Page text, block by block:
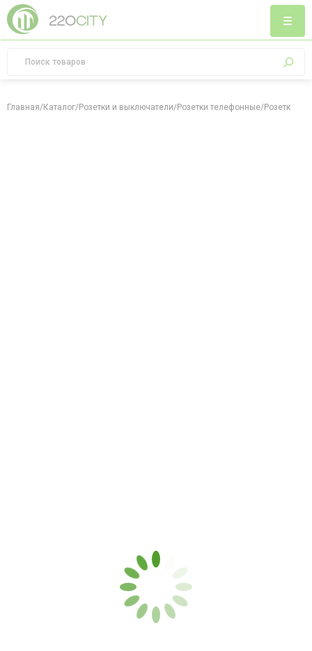
Главная/Каталог/Розетки и выключатели/Розетки телефонные/Розетка